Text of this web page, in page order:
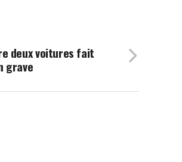
deux voitures fait
grave